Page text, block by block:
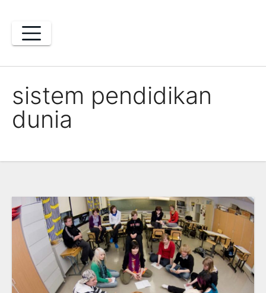
content
sistem pendidikan
dunia